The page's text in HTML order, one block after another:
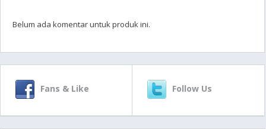
Belum ada komentar untuk produk ini.
Fans & Like Follow Us